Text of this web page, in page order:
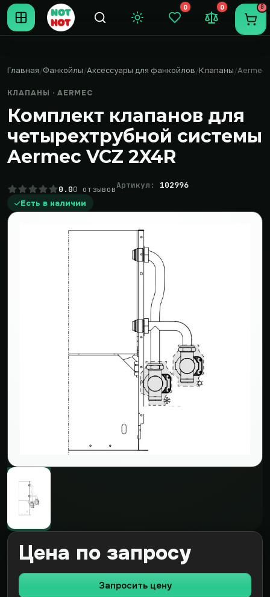
Темная тема
0
Закладки (0)
0
Сравнение
0
Главная Фанкойлы Аксессуары для фанкойлов Клапаны Aermec
КЛАПАНЫ · AERMEC
Комплект клапанов для
четырехтрубной системы
Aermec VCZ 2X4R
0.00 отзывовАртикул: 102996
Есть в наличии
Цена по запросу
Запросить цену